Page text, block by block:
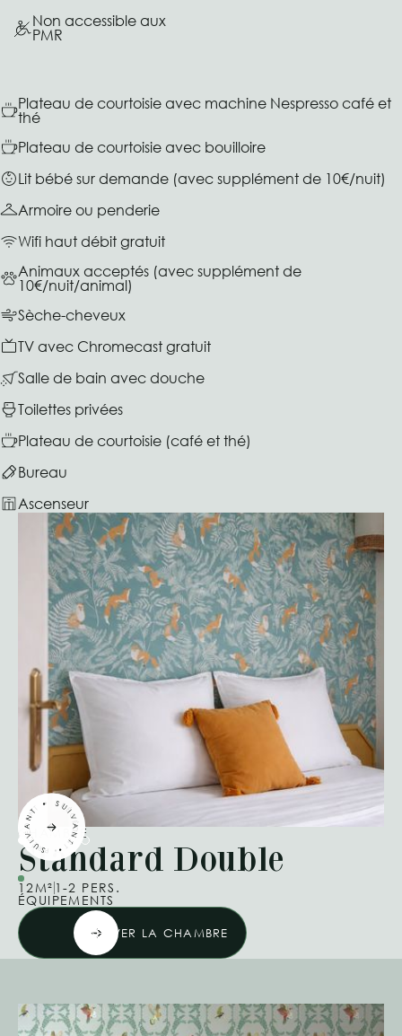
Non accessible aux
PMR
Plateau de courtoisie avec machine Nespresso café et
thé
Plateau de courtoisie avec bouilloire
Lit bébé sur demande (avec supplément de 10€/nuit)
Armoire ou penderie
Wifi haut débit gratuit
Animaux acceptés (avec supplément de
10€/nuit/animal)
Sèche-cheveux
TV avec Chromecast gratuit
Salle de bain avec douche
Toilettes privées
Plateau de courtoisie (café et thé)
Bureau
Ascenseur
CHAMBRE
Standard Double
12M²1-2 PERS.
ÉQUIPEMENTS
RÉSERVER LA CHAMBRE